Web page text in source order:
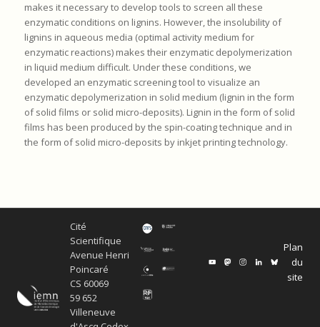
makes it necessary to develop tools to screen all these
enzymatic conditions on lignins. However, the insolubility of
lignins in aqueous media (optimal activity medium for
enzymatic reactions) makes their enzymatic depolymerization
in liquid medium difficult. Under these conditions, we
developed an enzymatic screening tool to visualize an
enzymatic depolymerization in solid medium (lignin in the form
of solid films or solid micro-deposits). Lignin in the form of solid
films has been produced by the spin-coating technique and in
the form of solid micro-deposits by inkjet printing technology.
Cité
Scientifique
Avenue Henri
Poincaré
CS 60069
59 652
Villeneuve
Plan
du
site